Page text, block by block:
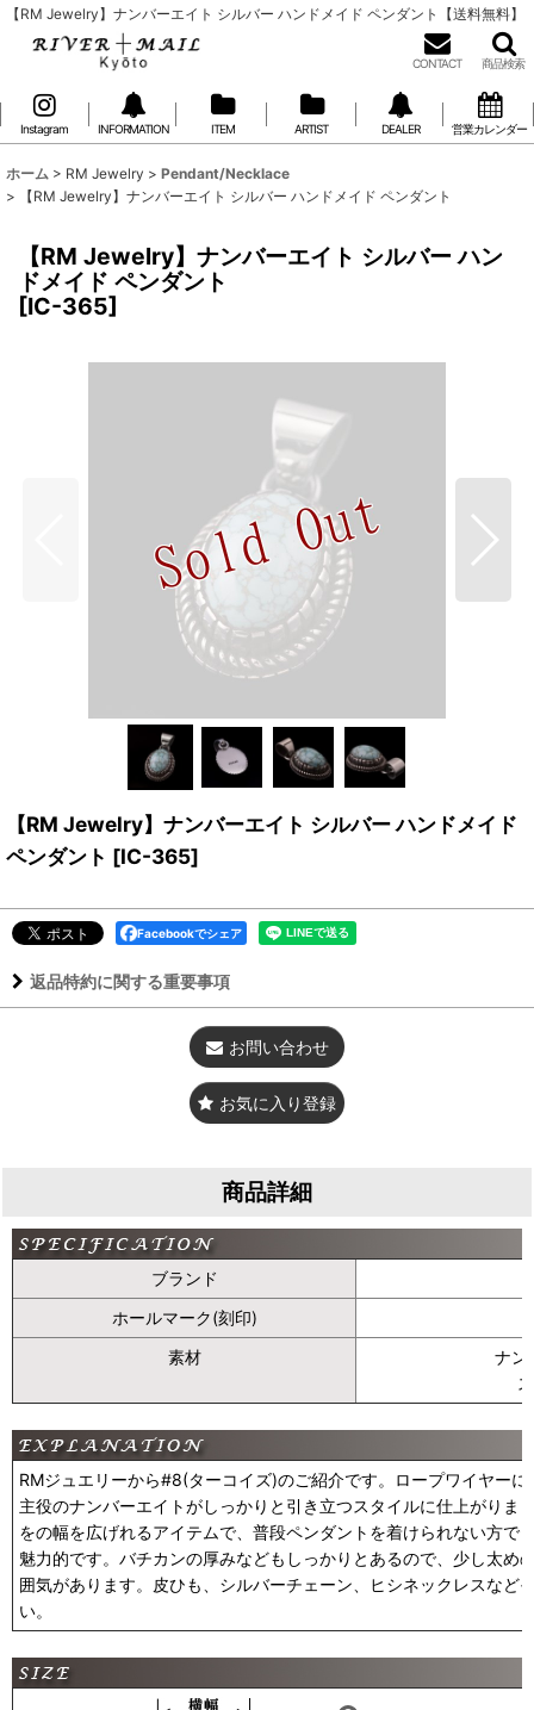
【RM Jewelry】ナンバーエイト シルバー ハンドメイド ペンダント【送料無料】
CONTACT 商品検索
Instagram INFORMATION ITEM ARTIST DEALER 営業カレンダー
ホーム > RM Jewelry > Pendant/Necklace
>
【RM Jewelry】ナンバーエイト シルバー ハンドメイド ペンダント
【RM Jewelry】ナンバーエイト シルバー ハン
ドメイド ペンダント
[IC-365]
【RM Jewelry】ナンバーエイト シルバー ハンドメイド
ペンダント [IC-365]
Facebookでシェア
返品特約に関する重要事項
お問い合わせ
お気に入り登録
商品詳細
ブランド
ホールマーク(刻印)
素材
ナン
RMジュエリーから#8(ターコイズ)のご紹介です。ロープワイヤー
主役のナンバーエイトがしっかりと引き立つスタイルに仕上がりま
をの幅を広げれるアイテムで、普段ペンダントを着けられない方で
魅力的です。バチカンの厚みなどもしっかりとあるので、少し太め
囲気があります。皮ひも、シルバーチェーン、ヒシネックレスなど
い。